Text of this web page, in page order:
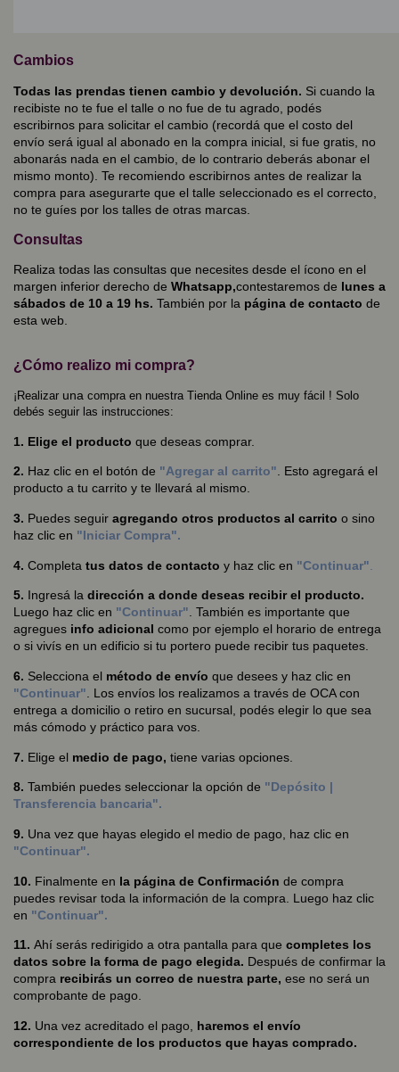
Cambios
Todas las prendas tienen cambio y devolución. Si cuando la
recibiste no te fue el talle o no fue de tu agrado, podés
escribirnos para solicitar el cambio (recordá que el costo del
envío será igual al abonado en la compra inicial, si fue gratis, no
abonarás nada en el cambio, de lo contrario deberás abonar el
mismo monto). Te recomiendo escribirnos antes de realizar la
compra para asegurarte que el talle seleccionado es el correcto,
no te guíes por los talles de otras marcas.
Consultas
Realiza todas las consultas que necesites desde el ícono en el
margen inferior derecho de Whatsapp,contestaremos de lunes a
sábados de 10 a 19 hs. También por la página de contacto de
esta web.
¿Cómo realizo mi compra?
¡Realizar una compra en nuestra Tienda Online es muy fácil ! Solo
debés seguir las instrucciones:
1. Elige el producto que deseas comprar.
2. Haz clic en el botón de "Agregar al carrito". Esto agregará el
producto a tu carrito y te llevará al mismo.
3. Puedes seguir agregando otros productos al carrito o sino
haz clic en "Iniciar Compra".
4. Completa tus datos de contacto y haz clic en "Continuar"
5. Ingresá la dirección a donde deseas recibir el producto.
Luego haz clic en "Continuar". También es importante que
agregues info adicional como por ejemplo el horario de entrega
o si vivís en un edificio si tu portero puede recibir tus paquetes.
6. Selecciona el método de envío que desees y haz clic en
"Continuar" . Los envíos los realizamos a través de OCA con
entrega a domicilio o retiro en sucursal, podés elegir lo que sea
más cómodo y práctico para vos.
7. Elige el medio de pago, tiene varias opciones.
8. También puedes seleccionar la opción de "Depósito |
Transferencia bancaria".
9. Una vez que hayas elegido el medio de pago, haz clic en
"Continuar".
10. Finalmente en la página de Confirmación de compra
puedes revisar toda la información de la compra. Luego haz clic
en "Continuar".
11. Ahí serás redirigido a otra pantalla para que completes los
datos sobre la forma de pago elegida. Después de confirmar la
compra recibirás un correo de nuestra parte, ese no será un
comprobante de pago.
12. Una vez acreditado el pago, haremos el envío
correspondiente de los productos que hayas comprado.